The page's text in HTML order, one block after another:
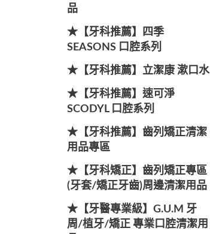
品
★【牙科推薦】四季
SEASONS 口腔系列
★【牙科推薦】立潔康 漱口水
★【牙科推薦】速可淨
SCODYL 口腔系列
★【牙科推薦】齒列矯正清潔
用品專區
★【牙科矯正】齒列矯正專區
(牙套/矯正牙齒)周邊清潔用品
★【牙醫專業級】G.U.M 牙
周/植牙/矯正 專業口腔清潔用